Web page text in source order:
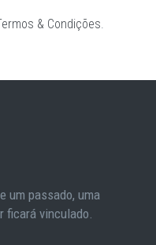
& Condições.
um passado, uma
ficará vinculado.